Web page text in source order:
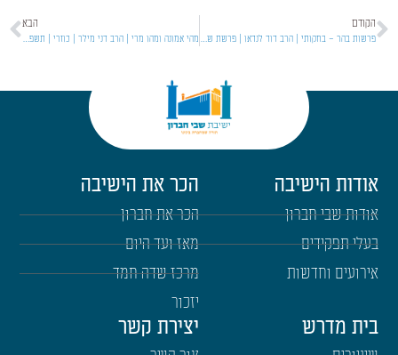
הקודם
פרשות בהר – בחקותי | הרב דוד לנדאו | פרשת שבוע | תשפ״ו
הבא
מהי אמונה ומהו מרי | הרב דני מילר | כוזרי | תשפ"ו [22]
אודות הישיבה
אודות שבי חברון
בעלי תפקידים
אירועים וחדשות
הכר את הישיבה
הכר את חברון
מאז ועד היום
מרכז שדה חמד
יזכור
בית מדרש יצירת קשר